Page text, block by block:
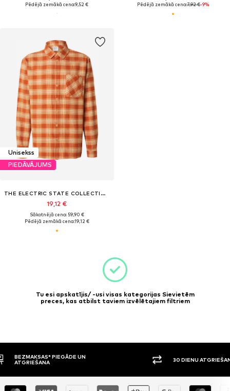
Pēdējā zemākā cena:9,52 €
Pēdējā zemākā cena:7,92 €-9%
Unisekss
PIEDĀVĀJUMS
THE ELECTRIC STATE COLLECTION
19,12 €
Sākotnējā cena: 59,90 €
Pēdējā zemākā cena:19,12 €
Tu esi apskatījis/ -usi visas kategorijas Sievietēm
preces, kas atbilst taviem izvēlētajiem filtriem
30 DIENU ATGRIEŠANAS TIESĪBAS APMAKSA